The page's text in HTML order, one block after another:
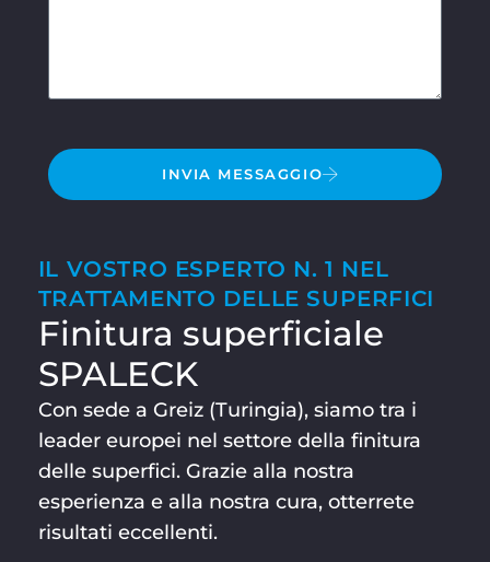
INVIA MESSAGGIO
IL VOSTRO ESPERTO N. 1 NEL
TRATTAMENTO DELLE SUPERFICI
Finitura superficiale
SPALECK
Con sede a Greiz (Turingia), siamo tra i
leader europei nel settore della finitura
delle superfici. Grazie alla nostra
esperienza e alla nostra cura, otterrete
risultati eccellenti.